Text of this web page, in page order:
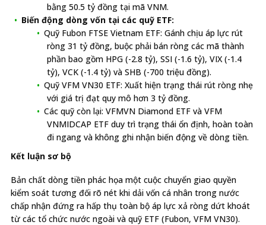
bằng 50.5 tỷ đồng tại mã VNM.
Biến động dòng vốn tại các quỹ ETF:
Quỹ Fubon FTSE Vietnam ETF: Gánh chịu áp lực rút
ròng 31 tỷ đồng, buộc phải bán ròng các mã thành
phần bao gồm HPG (-2.8 tỷ), SSI (-1.6 tỷ), VIX (-1.4
tỷ), VCK (-1.4 tỷ) và SHB (-700 triệu đồng).
Quỹ VFM VN30 ETF: Xuất hiện trạng thái rút ròng nhẹ
với giá trị đạt quy mô hơn 3 tỷ đồng.
Các quỹ còn lại: VFMVN Diamond ETF và VFM
VNMIDCAP ETF duy trì trạng thái ổn định, hoàn toàn
đi ngang và không ghi nhận biến động về dòng tiền.
Kết luận sơ bộ
Bản chất dòng tiền phác họa một cuộc chuyển giao quyền
kiểm soát tương đối rõ nét khi dải vốn cá nhân trong nước
chấp nhận đứng ra hấp thụ toàn bộ áp lực xả ròng dứt khoát
từ các tổ chức nước ngoài và quỹ ETF (Fubon, VFM VN30).